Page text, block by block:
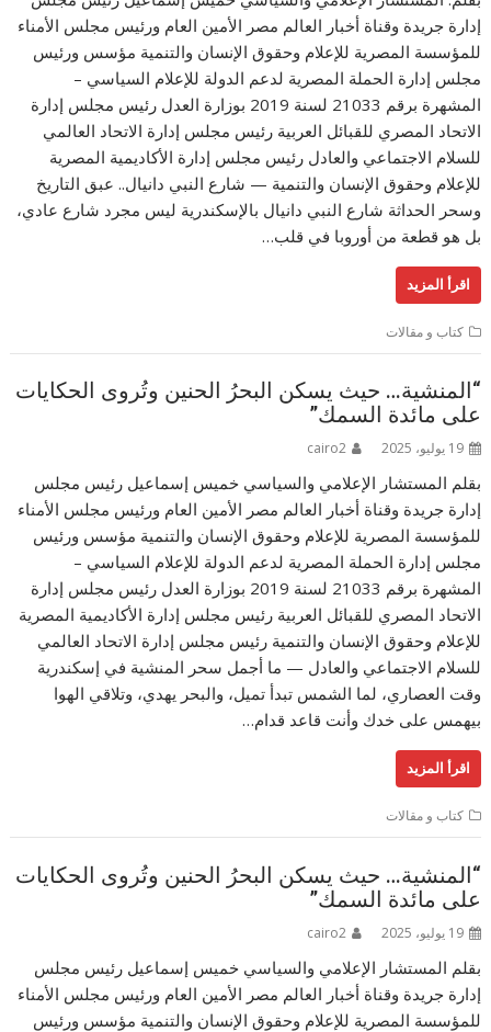
إدارة جريدة وقناة أخبار العالم مصر الأمين العام ورئيس مجلس الأمناء
للمؤسسة المصرية للإعلام وحقوق الإنسان والتنمية مؤسس ورئيس
مجلس إدارة الحملة المصرية لدعم الدولة للإعلام السياسي –
المشهرة برقم 21033 لسنة 2019 بوزارة العدل رئيس مجلس إدارة
الاتحاد المصري للقبائل العربية رئيس مجلس إدارة الاتحاد العالمي
للسلام الاجتماعي والعادل رئيس مجلس إدارة الأكاديمية المصرية
للإعلام وحقوق الإنسان والتنمية — شارع النبي دانيال.. عبق التاريخ
وسحر الحداثة شارع النبي دانيال بالإسكندرية ليس مجرد شارع عادي،
بل هو قطعة من أوروبا في قلب…
اقرأ المزيد
كتاب و مقالات
“المنشية… حيث يسكن البحرُ الحنين وتُروى الحكايات
على مائدة السمك”
19 يوليو، 2025 cairo2
بقلم المستشار الإعلامي والسياسي خميس إسماعيل رئيس مجلس
إدارة جريدة وقناة أخبار العالم مصر الأمين العام ورئيس مجلس الأمناء
للمؤسسة المصرية للإعلام وحقوق الإنسان والتنمية مؤسس ورئيس
مجلس إدارة الحملة المصرية لدعم الدولة للإعلام السياسي –
المشهرة برقم 21033 لسنة 2019 بوزارة العدل رئيس مجلس إدارة
الاتحاد المصري للقبائل العربية رئيس مجلس إدارة الأكاديمية المصرية
للإعلام وحقوق الإنسان والتنمية رئيس مجلس إدارة الاتحاد العالمي
للسلام الاجتماعي والعادل — ما أجمل سحر المنشية في إسكندرية
وقت العصاري، لما الشمس تبدأ تميل، والبحر يهدي، وتلاقي الهوا
بيهمس على خدك وأنت قاعد قدام…
اقرأ المزيد
كتاب و مقالات
“المنشية… حيث يسكن البحرُ الحنين وتُروى الحكايات
على مائدة السمك”
19 يوليو، 2025 cairo2
بقلم المستشار الإعلامي والسياسي خميس إسماعيل رئيس مجلس
إدارة جريدة وقناة أخبار العالم مصر الأمين العام ورئيس مجلس الأمناء
للمؤسسة المصرية للإعلام وحقوق الإنسان والتنمية مؤسس ورئيس